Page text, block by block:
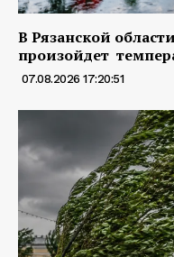
В Рязанской
произойдет
07.08.2026 17:20:51